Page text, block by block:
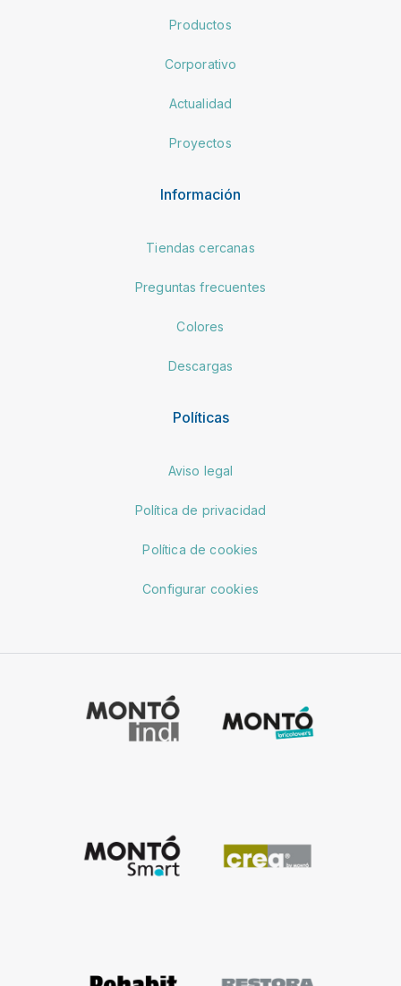
Productos
Corporativo
Actualidad
Proyectos
Información
Tiendas cercanas
Preguntas frecuentes
Colores
Descargas
Políticas
Aviso legal
Política de privacidad
Política de cookies
Configurar cookies